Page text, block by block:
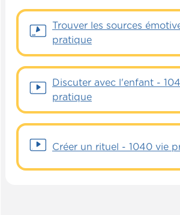
Trouver les sources
pratique
Discuter avec l'enfant -
pratique
Créer un rituel - 1040 vie